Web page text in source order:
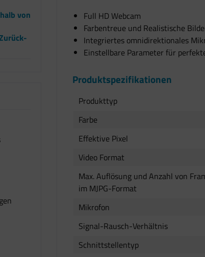
von
Full HD Webcam
Farbentreue und Realistische
Integriertes omnidirektionales
Einstellbare Parameter für
Produktspezifikationen
Produkttyp
Farbe
Effektive Pixel
Video Format
Max. Auflösung und Anzahl von
im MJPG-Format
Mikrofon
Signal-Rausch-Verhältnis
Schnittstellentyp